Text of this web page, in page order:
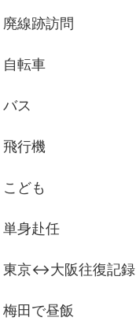
廃線跡訪問
自転車
バス
飛行機
こども
単身赴任
東京↔大阪往復記録
梅田で昼飯